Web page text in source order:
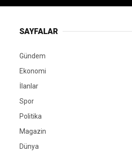
SAYFALAR
Gündem
Ekonomi
İlanlar
Spor
Politika
Magazin
Dünya